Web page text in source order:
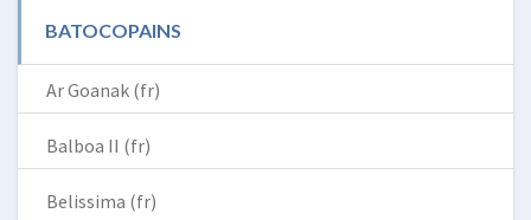
BATOCOPAINS
Ar Goanak (fr)
Balboa II (fr)
Belissima (fr)